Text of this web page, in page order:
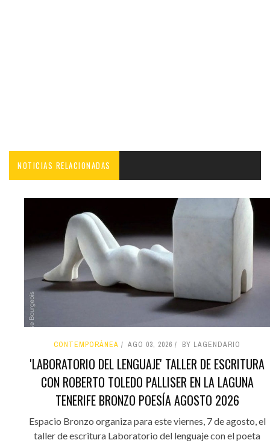
NOTICIAS RELACIONADAS
CONTEMPORÁNEA AGO 03, 2026 BY LAGENDARIO
'LABORATORIO DEL LENGUAJE' TALLER DE ESCRITURA
CON ROBERTO TOLEDO PALLISER EN LA LAGUNA
TENERIFE BRONZO POESÍA AGOSTO 2026
Espacio Bronzo organiza para este viernes, 7 de agosto, el
taller de escritura Laboratorio del lenguaje con el poeta